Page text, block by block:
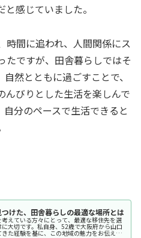
感じていました。
時間に追われ、人間関係にス
たですが、田舎暮らしではそ
然とともに過ごすことで、
んびりとした生活を楽しんで
分のペースで生活できると
けた、田舎暮らしの最適な場所とは
えている方々にとって、最適な移住先を選
大切です。私自身、52歳で大阪府から山口
きた経験を基に、この地域の魅力をお伝えし